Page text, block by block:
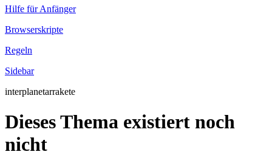
Hilfe für Anfänger
Browserskripte
Regeln
Sidebar
interplanetarrakete
Dieses Thema existiert noch
nicht